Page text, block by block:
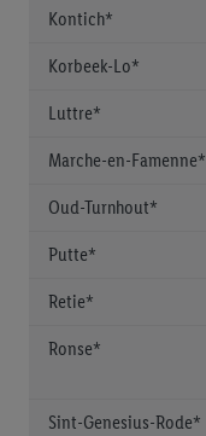
Kontich*
Korbeek-Lo*
Luttre*
Marche-en-Famenne*
Oud-Turnhout*
Putte*
Retie*
Ronse*
Sint-Genesius-Rode*